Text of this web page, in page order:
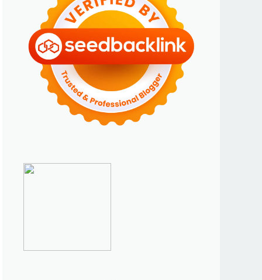
►
Februari 2024(6)
►Januari 2024(2)
►2023(70)
►Desember 2023(5)
►November 2023
(6)
►Oktober 2023(6)
September 2023(4)